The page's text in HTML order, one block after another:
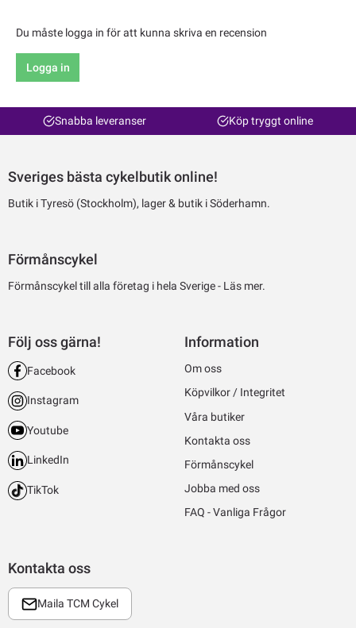
Du måste logga in för att kunna skriva en recension
Logga in
Snabba leveranser Köp tryggt online
Sveriges bästa cykelbutik online!
Butik i Tyresö (Stockholm), lager & butik i Söderhamn.
Förmånscykel
Förmånscykel till alla företag i hela Sverige - Läs mer.
Kontakta oss
Maila TCM Cykel
Följ oss gärna!
Facebook
Instagram
Youtube
LinkedIn
TikTok
Information
Om oss
Köpvilkor / Integritet
Våra butiker
Kontakta oss
Förmånscykel
Jobba med oss
FAQ - Vanliga Frågor